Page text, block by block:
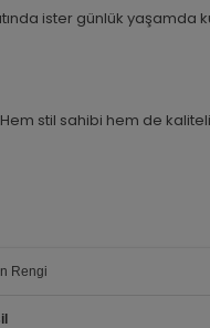
ister günlük yaşamda
stil sahibi hem de
Rengi